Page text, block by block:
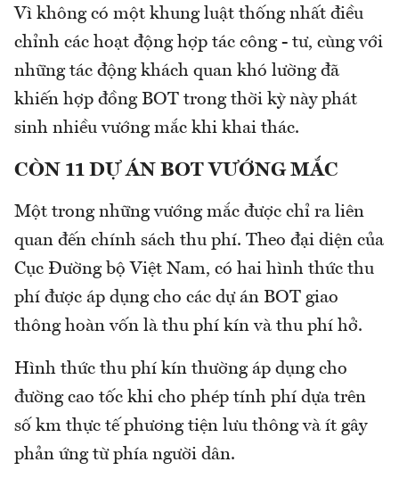
Vì không có một khung luật thống nhất điều
chỉnh các hoạt động hợp tác công - tư, cùng với
những tác động khách quan khó lường đã
khiến hợp đồng BOT trong thời kỳ này phát
sinh nhiều vướng mắc khi khai thác.
CÒN 11 DỰ ÁN BOT VƯỚNG MẮC
Một trong những vướng mắc được chỉ ra liên
quan đến chính sách thu phí. Theo đại diện của
Cục Đường bộ Việt Nam, có hai hình thức thu
phí được áp dụng cho các dự án BOT giao
thông hoàn vốn là thu phí kín và thu phí hở.
Hình thức thu phí kín thường áp dụng cho
đường cao tốc khi cho phép tính phí dựa trên
số km thực tế phương tiện lưu thông và ít gây
phản ứng từ phía người dân.